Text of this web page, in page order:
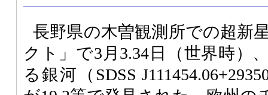
長野県の木曽観測所での超新
クト」で3月3.34日（世界時）
る銀河（SDSS